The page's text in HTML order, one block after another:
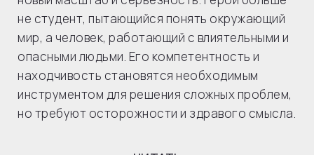
не студент, пытающийся понять окружающий
мир, а человек, работающий с влиятельными и
опасными людьми. Его компетентность и
находчивость становятся необходимым
инструментом для решения сложных проблем,
но требуют осторожности и здравого смысла.